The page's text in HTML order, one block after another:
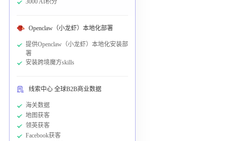
3000 AI积分
Openclaw（小龙虾）本地化部署
提供Openclaw（小龙虾）本地化安装部
署
安装跨境魔方skills
线索中心 全球B2B商业数据
海关数据
地图获客
领英获客
Facebook获客